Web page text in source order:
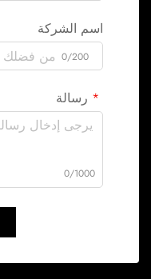
اسم الشركة
0/200
رسالة
0/1000